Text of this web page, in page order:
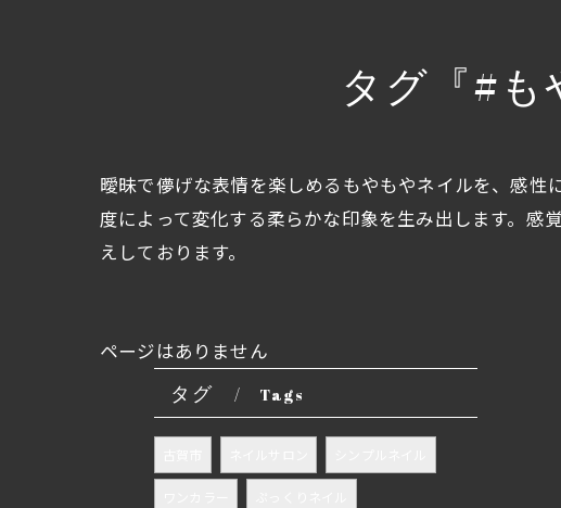
タグ『#も
曖昧で儚げな表情を楽しめるもやもやネイルを、感
度によって変化する柔らかな印象を生み出します。感
えしております。
ページはありません
タグ
Tags